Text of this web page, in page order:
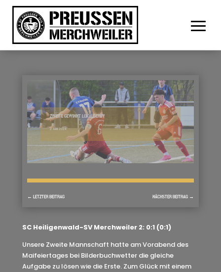
ZWEITE GEWINNT LOKALDERBY
2. MAI 2024
← LETZTER BEITRAG NÄCHSTER BEITRAG →
SC Heiligenwald-SV Merchweiler 2: 0:1 (0:1)
Unsere Zweite Mannschaft hatte am Vorabend des
Maifeiertages bei Bilderbuchwetter die gleiche
Aufgabe zu lösen wie die Erste. Zum Glück mit einem